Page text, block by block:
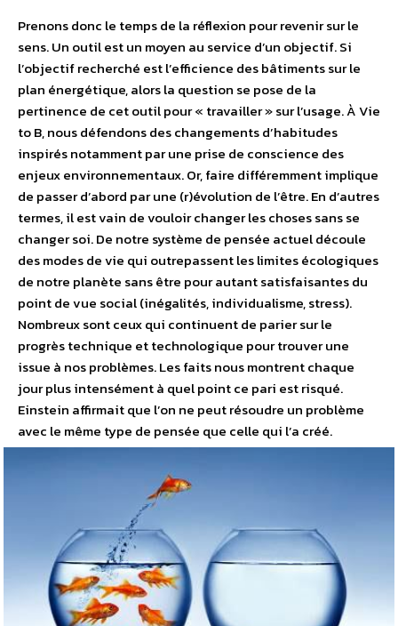
Prenons donc le temps de la réflexion pour revenir sur le
sens. Un outil est un moyen au service d’un objectif. Si
l’objectif recherché est l’efficience des bâtiments sur le
plan énergétique, alors la question se pose de la
pertinence de cet outil pour « travailler » sur l’usage. À Vie
to B, nous défendons des changements d’habitudes
inspirés notamment par une prise de conscience des
enjeux environnementaux. Or, faire différemment implique
de passer d’abord par une (r)évolution de l’être. En d’autres
termes, il est vain de vouloir changer les choses sans se
changer soi. De notre système de pensée actuel découle
des modes de vie qui outrepassent les limites écologiques
de notre planète sans être pour autant satisfaisantes du
point de vue social (inégalités, individualisme, stress).
Nombreux sont ceux qui continuent de parier sur le
progrès technique et technologique pour trouver une
issue à nos problèmes. Les faits nous montrent chaque
jour plus intensément à quel point ce pari est risqué.
Einstein affirmait que l’on ne peut résoudre un problème
avec le même type de pensée que celle qui l’a créé.